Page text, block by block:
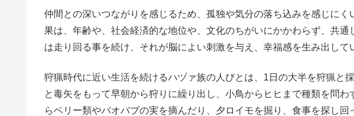
仲間との深いつながりを感じるため、孤独や気分の落ち込みを感じに
果は、年齢や、社会経済的な地位や、文化のちがいにかかわらず、共通
は走り回る事を続け、それが脳によい刺激を与え、幸福感を生み出して
狩猟時代に近い生活を続けるハヅァ族の人びとは、1日の大半を狩猟と
と毒矢をもって早朝から狩りに繰り出し、小鳥からヒヒまで種類を問
らベリー類やバオバブの実を摘んだり、夕ロイモを掘り、食事を探し回